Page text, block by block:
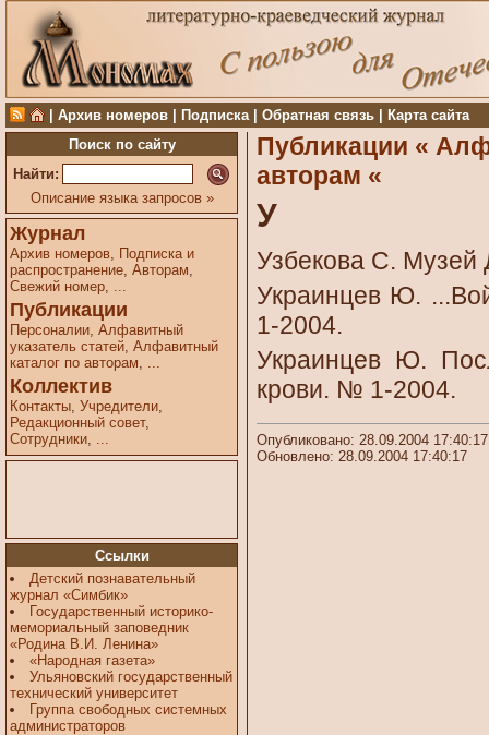
Архив номеров Подписка| Обратная связь
Карта сайта
Поиск по сайту
Найти:
Описание языка запросов »
Журнал
Архив номеров, Подписка и
распространение, Авторам,
Свежий номер, ...
Публикации
Персоналии, Алфавитный
указатель статей, Алфавитный
каталог по авторам, ...
Коллектив
Контакты, Учредители,
Редакционный совет,
Сотрудники, ...
Ссылки
Детский познавательный
журнал «Симбик»
Государственный историко-
мемориальный заповедник
«Родина В.И. Ленина»
«Народная газета»
Ульяновский государственный
технический университет
Группа свободных системных
администраторов
Публикации «
авторам «
У
Узбекова С.
Украинцев Ю.
1-2004.
Украинцев Ю.
крови. № 1-2004.
Опубликовано: 28.09.2004 17:40:17
Обновлено: 28.09.2004 17:40:17